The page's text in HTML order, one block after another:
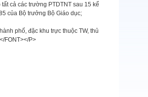
cả các trường PTDTNT sau 15 kể
của Bộ trưởng Bộ Giáo dục;
phố, đặc khu trực thuộc TW, thủ
FONT></P>